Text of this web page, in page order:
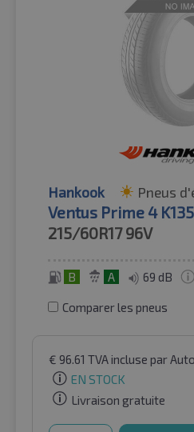
Hankook Pneus
Ventus Prime 4
215/60R17 96V
B A 69 dB
Comparer les pneus
€ 96.61 TVA incluse par
EN STOCK
Livraison gratuite